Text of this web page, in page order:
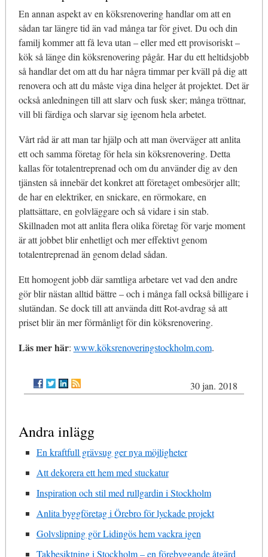
En annan aspekt av en köksrenovering handlar om att en
sådan tar längre tid än vad många tar för givet. Du och din
familj kommer att få leva utan – eller med ett provisoriskt –
kök så länge din köksrenovering pågår. Har du ett heltidsjobb
så handlar det om att du har några timmar per kväll på dig att
renovera och att du måste viga dina helger åt projektet. Det är
också anledningen till att slarv och fusk sker; många tröttnar,
vill bli färdiga och slarvar sig igenom hela arbetet.
Vårt råd är att man tar hjälp och att man överväger att anlita
ett och samma företag för hela sin köksrenovering. Detta
kallas för totalentreprenad och om du använder dig av den
tjänsten så innebär det konkret att företaget ombesörjer allt;
de har en elektriker, en snickare, en rörmokare, en
plattsättare, en golvläggare och så vidare i sin stab.
Skillnaden mot att anlita flera olika företag för varje moment
är att jobbet blir enhetligt och mer effektivt genom
totalentreprenad än genom delad sådan.
Ett homogent jobb där samtliga arbetare vet vad den andre
gör blir nästan alltid bättre – och i många fall också billigare i
slutändan. Se dock till att använda ditt Rot-avdrag så att
priset blir än mer förmånligt för din köksrenovering.
Läs mer här: www.köksrenoveringstockholm.com.
30 jan. 2018
Andra inlägg
En kraftfull grävsug ger nya möjligheter
Att dekorera ett hem med stuckatur
Inspiration och stil med rullgardin i Stockholm
Anlita byggföretag i Örebro för lyckade projekt
Golvslipning gör Lidingös hem vackra igen
Takbesiktning i Stockholm – en förebyggande åtgärd